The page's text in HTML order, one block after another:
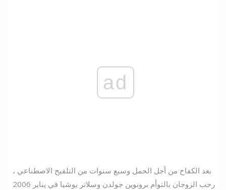
ad
بعد الكفاح من أجل الحمل وسبع سنوات من التلقيح الاصطناعي ،
رحب الزوجان بالتوأم برونوين جولدن وسلاتر يوشيا في يناير 2006